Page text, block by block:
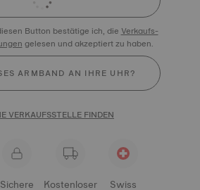
Button bestätige ich, dieVerkaufs-
gelesen und akzeptiert zu haben.
ARMBAND AN IHRE UHR?
VERKAUFSSTELLE FINDEN
Sichere Kostenloser Swiss